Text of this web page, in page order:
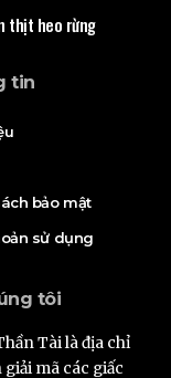
thịt heo rừng
tin
bảo mật
sử dụng
tôi
Tài là địa chỉ
giải mã các giấc